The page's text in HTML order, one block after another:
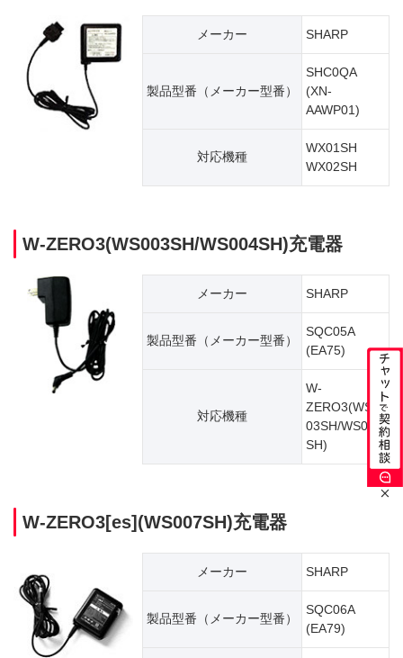
メーカー SHARP
製品型番（​メーカー型番）
SHC0QA
(XN-
AAWP01)
対応機種
WX01SH
WX02SH
W-ZERO3(WS003SH/WS004SH)充電器
メーカー SHARP
製品型番（​メーカー型番）
SQC05A
(EA75)
対応機種
W-
ZERO3(WS0
03SH/WS004
SH)
W-ZERO3[es](WS007SH)充電器
メーカー SHARP
製品型番（​メーカー型番）
SQC06A
(EA79)